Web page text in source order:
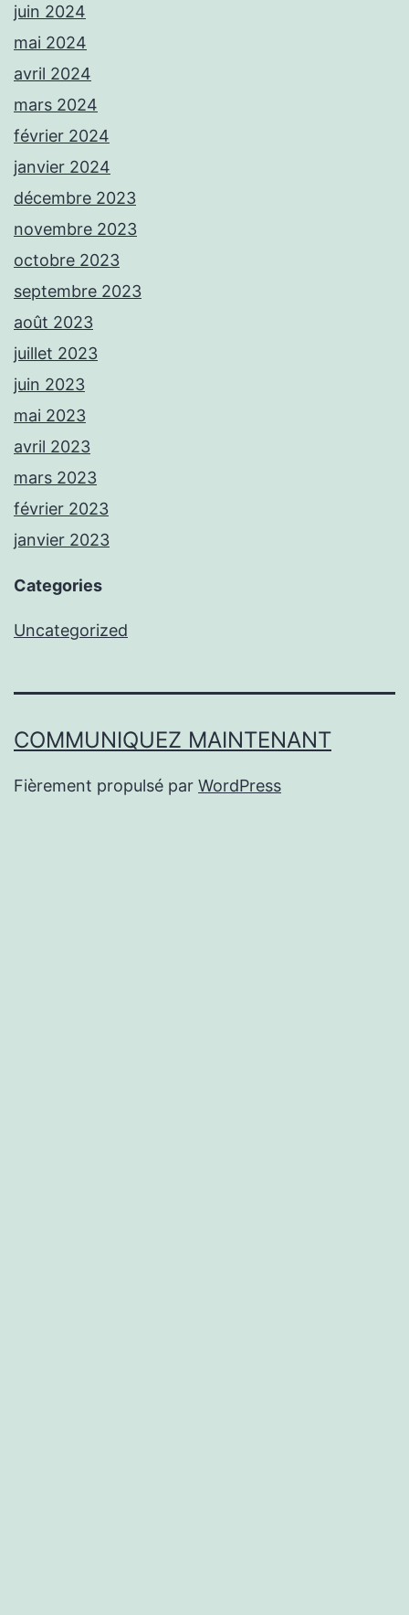
juin 2024
mai 2024
avril 2024
mars 2024
février 2024
janvier 2024
décembre 2023
novembre 2023
octobre 2023
septembre 2023
août 2023
juillet 2023
juin 2023
mai 2023
avril 2023
mars 2023
février 2023
janvier 2023
Categories
Uncategorized
COMMUNIQUEZ MAINTENANT
Fièrement propulsé par WordPress